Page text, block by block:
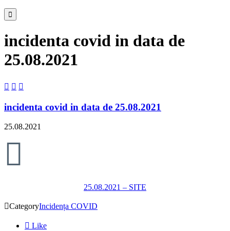

incidenta covid in data de
25.08.2021
  
incidenta covid in data de 25.08.2021
25.08.2021

25.08.2021 – SITE
CategoryIncidența COVID
 Like